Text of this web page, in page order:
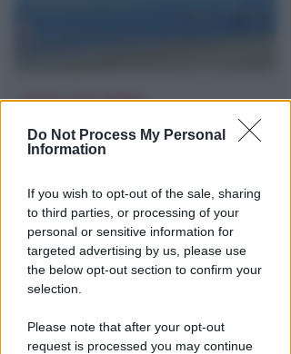
Do Not Process My Personal
Information
If you wish to opt-out of the sale, sharing
to third parties, or processing of your
personal or sensitive information for
targeted advertising by us, please use
the below opt-out section to confirm your
selection.
Please note that after your opt-out
request is processed you may continue
CALDO E CIELO SERENO
ferragosto poche novità
diRedazione